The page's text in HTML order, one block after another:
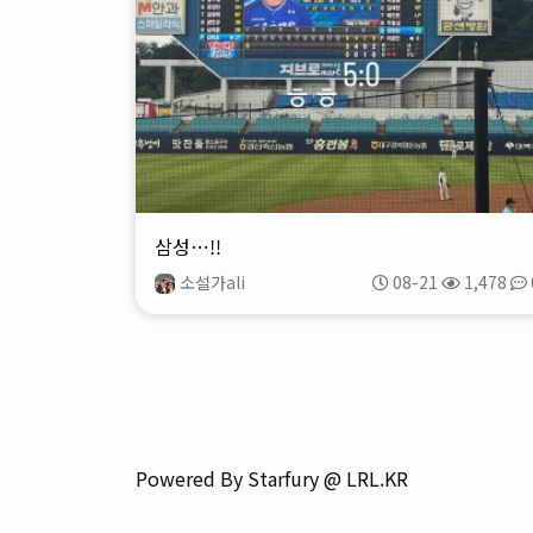
삼성…!!
소설가ali 08-21 1,478
Powered By Starfury @ LRL.KR